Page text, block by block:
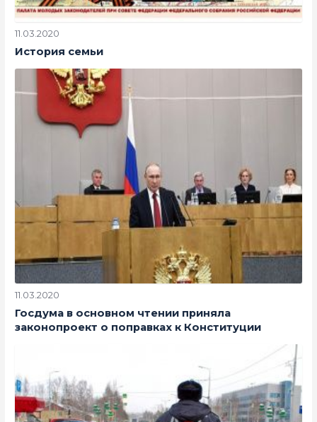
11.03.2020
История семьи
11.03.2020
Госдума в основном чтении приняла
законопроект о поправках к Конституции